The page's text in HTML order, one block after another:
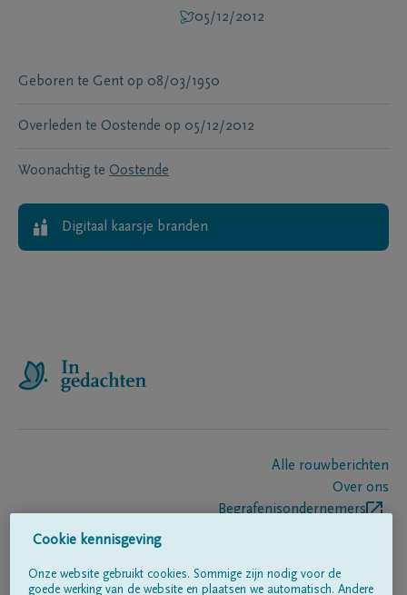
05/12/2012
Geboren te Gent op 08/03/1950
Overleden te Oostende op 05/12/2012
Woonachtig te Oostende
Digitaal kaarsje branden
Alle rouwberichten
Over ons
Begrafenisondernemers
Cookie kennisgeving
Onze website gebruikt cookies. Sommige zijn nodig voor de
goede werking van de website en plaatsen we automatisch. Andere